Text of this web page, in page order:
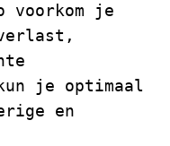
voorkom je
je optimaal
en